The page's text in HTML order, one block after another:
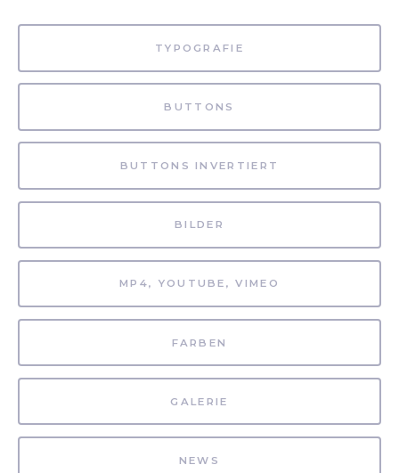
TYPOGRAFIE
BUTTONS
BUTTONS INVERTIERT
BILDER
MP4, YOUTUBE, VIMEO
FARBEN
GALERIE
NEWS